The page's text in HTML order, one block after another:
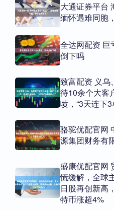
大通证券平台
缅怀遇难同胞
全达网配资 巨
倒下吗
致富配资 义乌
待10余个大客
喷，“3天连下
骆驼优配官网
源集团财务有
盛康优配官网
慌缓解，全球
日股再创新高
特币涨超4%